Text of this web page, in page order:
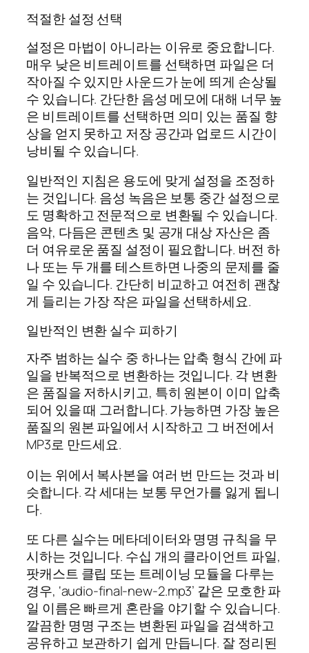
적절한 설정 선택
설정은 마법이 아니라는 이유로 중요합니다.
매우 낮은 비트레이트를 선택하면 파일은 더
작아질 수 있지만 사운드가 눈에 띄게 손상될
수 있습니다. 간단한 음성 메모에 대해 너무 높
은 비트레이트를 선택하면 의미 있는 품질 향
상을 얻지 못하고 저장 공간과 업로드 시간이
낭비될 수 있습니다.
일반적인 지침은 용도에 맞게 설정을 조정하
는 것입니다. 음성 녹음은 보통 중간 설정으로
도 명확하고 전문적으로 변환될 수 있습니다.
음악, 다듬은 콘텐츠 및 공개 대상 자산은 좀
더 여유로운 품질 설정이 필요합니다. 버전 하
나 또는 두 개를 테스트하면 나중의 문제를 줄
일 수 있습니다. 간단히 비교하고 여전히 괜찮
게 들리는 가장 작은 파일을 선택하세요.
일반적인 변환 실수 피하기
자주 범하는 실수 중 하나는 압축 형식 간에 파
일을 반복적으로 변환하는 것입니다. 각 변환
은 품질을 저하시키고, 특히 원본이 이미 압축
되어 있을 때 그러합니다. 가능하면 가장 높은
품질의 원본 파일에서 시작하고 그 버전에서
MP3로 만드세요.
이는 위에서 복사본을 여러 번 만드는 것과 비
슷합니다. 각 세대는 보통 무언가를 잃게 됩니
다.
또 다른 실수는 메타데이터와 명명 규칙을 무
시하는 것입니다. 수십 개의 클라이언트 파일,
팟캐스트 클립 또는 트레이닝 모듈을 다루는
경우, ‘audio-final-new-2.mp3’ 같은 모호한 파
일 이름은 빠르게 혼란을 야기할 수 있습니다.
깔끔한 명명 구조는 변환된 파일을 검색하고
공유하고 보관하기 쉽게 만듭니다. 잘 정리된